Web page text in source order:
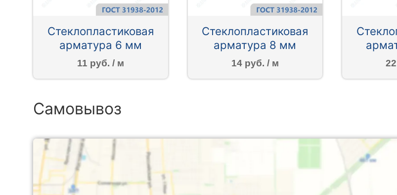
Стеклопластиковая
арматура 6 мм
11 руб. / м
Стеклопластиковая
арматура 8 мм
14 руб. / м
Самовывоз